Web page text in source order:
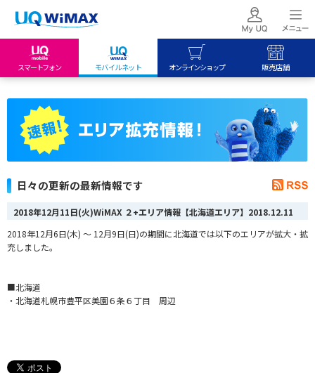
スマートフォン モバイルネット オンラインショップ 販売店舗
My UQ mobile
UQ mobile
UQ WiMAX
UQ WiMAX
日々の更新の最新情報です
2018年12月11日(火)WiMAX ２+エリア情報【北海道エリア】 2018.12.11
2018年12月6日(木) ～ 12月9日(日)の期間に北海道では以下のエリアが拡大・拡
充しました。
■北海道
・北海道札幌市豊平区美園６条６丁目 周辺